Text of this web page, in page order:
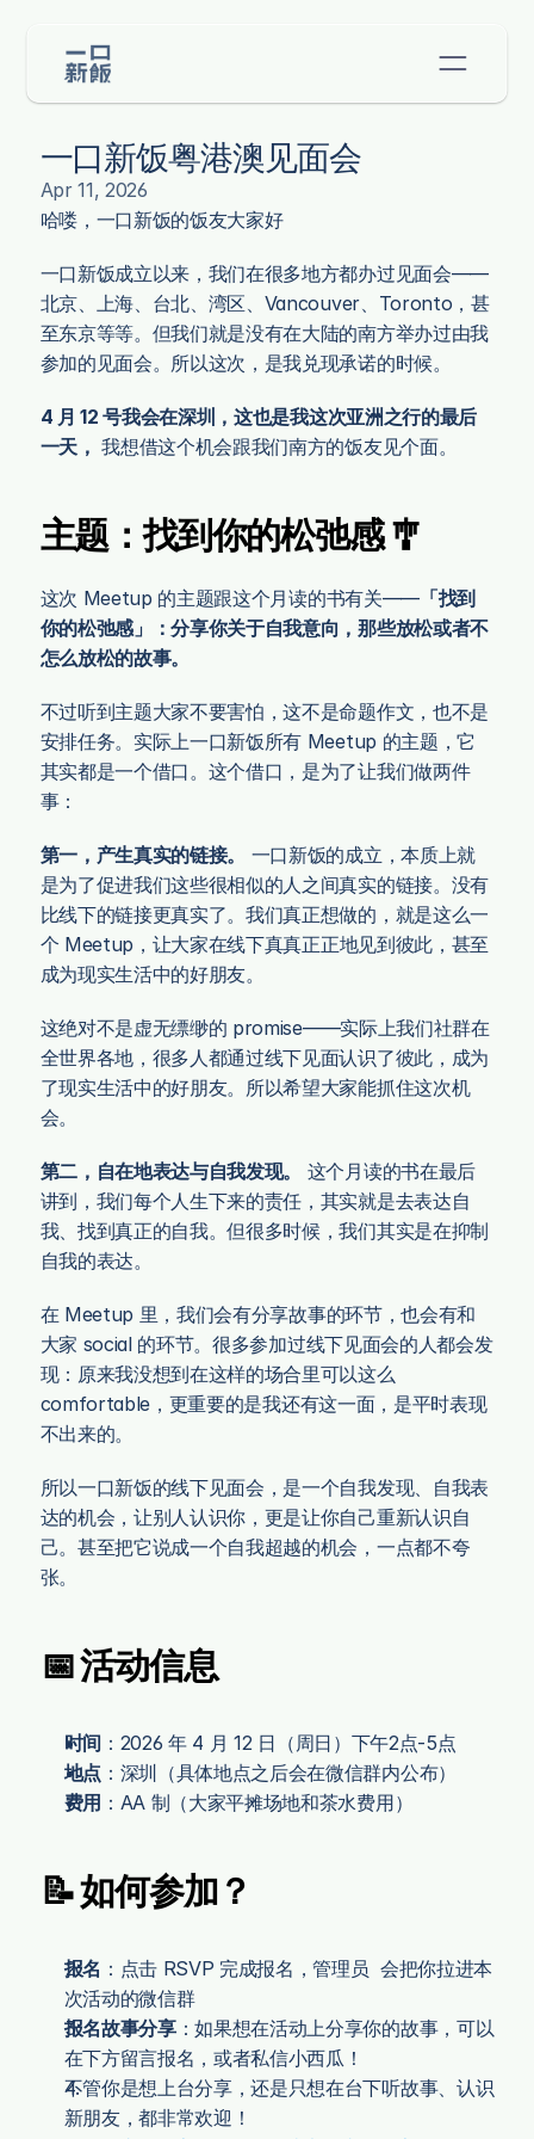
一口新饭粤港澳见面会
Apr 11, 2026
哈喽，一口新饭的饭友大家好
一口新饭成立以来，我们在很多地方都办过见面会——
北京、上海、台北、湾区、Vancouver、Toronto，甚
至东京等等。但我们就是没有在大陆的南方举办过由我
参加的见面会。所以这次，是我兑现承诺的时候。
4 月 12 号我会在深圳，这也是我这次亚洲之行的最后
一天， 我想借这个机会跟我们南方的饭友见个面。
主题：找到你的松弛感 🎐
这次 Meetup 的主题跟这个月读的书有关——「找到
你的松弛感」：分享你关于自我意向，那些放松或者不
怎么放松的故事。
不过听到主题大家不要害怕，这不是命题作文，也不是
安排任务。实际上一口新饭所有 Meetup 的主题，它
其实都是一个借口。这个借口，是为了让我们做两件
事：
第一，产生真实的链接。
一口新饭的成立，本质上就
是为了促进我们这些很相似的人之间真实的链接。没有
比线下的链接更真实了。我们真正想做的，就是这么一
个 Meetup，让大家在线下真真正正地见到彼此，甚至
成为现实生活中的好朋友。
这绝对不是虚无缥缈的 promise——实际上我们社群在
全世界各地，很多人都通过线下见面认识了彼此，成为
了现实生活中的好朋友。所以希望大家能抓住这次机
会。
第二，自在地表达与自我发现。
这个月读的书在最后
讲到，我们每个人生下来的责任，其实就是去表达自
我、找到真正的自我。但很多时候，我们其实是在抑制
自我的表达。
在 Meetup 里，我们会有分享故事的环节，也会有和
大家 social 的环节。很多参加过线下见面会的人都会发
现：原来我没想到在这样的场合里可以这么
comfortable，更重要的是我还有这一面，是平时表现
不出来的。
所以一口新饭的线下见面会，是一个自我发现、自我表
达的机会，让别人认识你，更是让你自己重新认识自
己。甚至把它说成一个自我超越的机会，一点都不夸
张。
📅 活动信息
时间 ：2026 年 4 月 12 日（周日）下午2点-5点
地点 ：深圳（具体地点之后会在微信群内公布）
费用 ：AA 制（大家平摊场地和茶水费用）
📝 如何参加？
报名 ：点击 RSVP 完成报名，管理员  会把你拉进本
次活动的微信群
报名故事分享：如果想在活动上分享你的故事，可以
在下方留言报名，或者私信小西瓜！
不管你是想上台分享，还是只想在台下听故事、认识
新朋友，都非常欢迎！